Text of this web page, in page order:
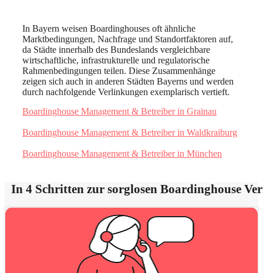
In Bayern weisen Boardinghouses oft ähnliche
Marktbedingungen, Nachfrage und Standortfaktoren auf,
da Städte innerhalb des Bundeslands vergleichbare
wirtschaftliche, infrastrukturelle und regulatorische
Rahmenbedingungen teilen. Diese Zusammenhänge
zeigen sich auch in anderen Städten Bayerns und werden
durch nachfolgende Verlinkungen exemplarisch vertieft.
Boardinghouse Management & Betreiber in Grainau
Boardinghouse Management & Betreiber in Waldkraiburg
Boardinghouse Management & Betreiber in München
In 4 Schritten zur sorglosen Boardinghouse